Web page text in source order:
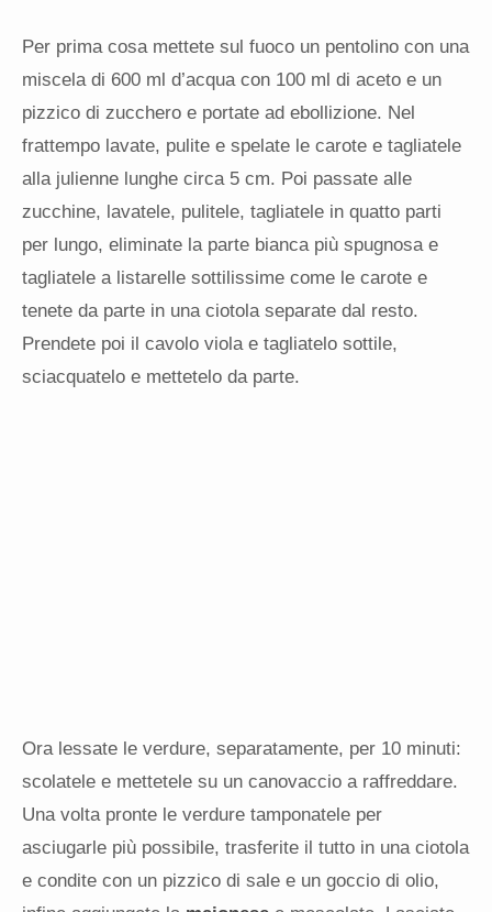
Per prima cosa mettete sul fuoco un pentolino con una
miscela di 600 ml d’acqua con 100 ml di aceto e un
pizzico di zucchero e portate ad ebollizione. Nel
frattempo lavate, pulite e spelate le carote e tagliatele
alla julienne lunghe circa 5 cm. Poi passate alle
zucchine, lavatele, pulitele, tagliatele in quatto parti
per lungo, eliminate la parte bianca più spugnosa e
tagliatele a listarelle sottilissime come le carote e
tenete da parte in una ciotola separate dal resto.
Prendete poi il cavolo viola e tagliatelo sottile,
sciacquatelo e mettetelo da parte.
Ora lessate le verdure, separatamente, per 10 minuti:
scolatele e mettetele su un canovaccio a raffreddare.
Una volta pronte le verdure tamponatele per
asciugarle più possibile, trasferite il tutto in una ciotola
e condite con un pizzico di sale e un goccio di olio,